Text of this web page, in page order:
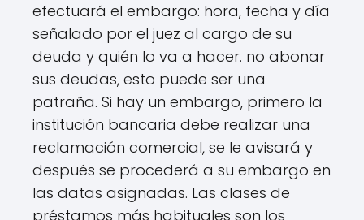
efectuará el embargo: hora, fecha y día
señalado por el juez al cargo de su
deuda y quién lo va a hacer. no abonar
sus deudas, esto puede ser una
patraña. Si hay un embargo, primero la
institución bancaria debe realizar una
reclamación comercial, se le avisará y
después se procederá a su embargo en
las datas asignadas. Las clases de
préstamos más habituales son los